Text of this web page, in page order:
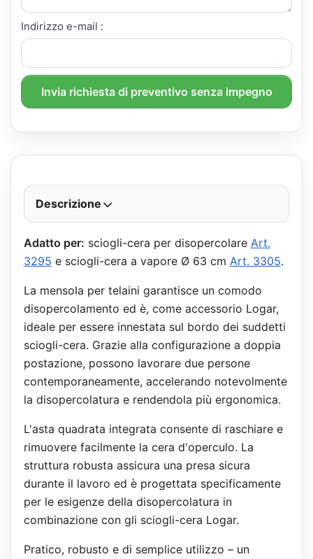
Indirizzo e-mail :
Invia richiesta di preventivo senza impegno
Descrizione
Adatto per: sciogli-cera per disopercolare Art.
3295 e sciogli-cera a vapore Ø 63 cm Art. 3305.
La mensola per telaini garantisce un comodo
disopercolamento ed è, come accessorio Logar,
ideale per essere innestata sul bordo dei suddetti
sciogli-cera. Grazie alla configurazione a doppia
postazione, possono lavorare due persone
contemporaneamente, accelerando notevolmente
la disopercolatura e rendendola più ergonomica.
L'asta quadrata integrata consente di raschiare e
rimuovere facilmente la cera d'operculo. La
struttura robusta assicura una presa sicura
durante il lavoro ed è progettata specificamente
per le esigenze della disopercolatura in
combinazione con gli sciogli-cera Logar.
Pratico, robusto e di semplice utilizzo – un